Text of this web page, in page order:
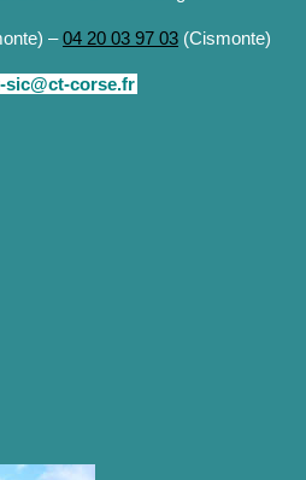
–04 20 03 97 03 (Cismonte)
sic@ct-corse.fr